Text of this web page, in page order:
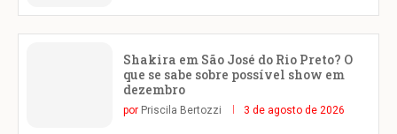
Shakira em São José do Rio Preto? O
que se sabe sobre possível show em
dezembro
por Priscila Bertozzi 3 de agosto de 2026